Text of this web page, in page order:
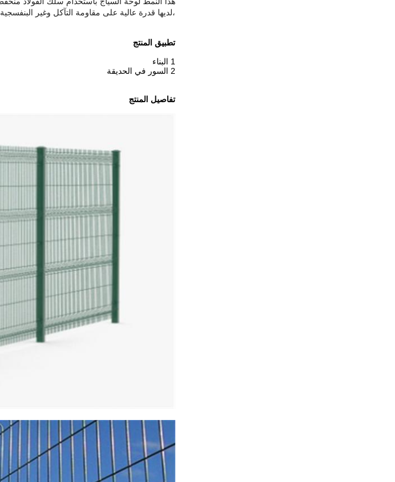
،لديها قدرة عالية على مقاومة التآكل وغير البنفسجية.
تطبيق المنتج
1 البناء
2 السور في الحديقة
تفاصيل المنتج